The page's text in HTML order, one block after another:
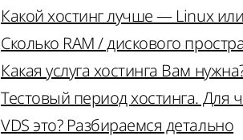
Какой хостинг лучше — Linux
Сколько RAM / дискового
Какая услуга хостинга Вам
Тестовый период хостинга. Для
VDS это? Разбираемся детально